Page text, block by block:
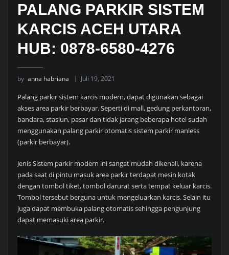
PALANG PARKIR SISTEM
KARCIS ACEH UTARA
HUB: 0878-6580-4276
by anna habriana Juli 19, 2021
Palang parkir sistem karcis modern, dapat digunakan sebagai
akses area parkir berbayar. Seperti di mall, gedung perkantoran,
bandara, stasiun, pasar dan tidak jarang beberapa hotel sudah
menggunakan palang parkir otomatis sistem parkir manless
(parkir berbayar).
Jenis Sistem parkir modern ini sangat mudah dikenali, karena
pada saat di pintu masuk area parkir terdapat mesin kotak
dengan tombol tiket, tombol darurat serta tempat keluar karcis.
Tombol tersebut berguna untuk mengeluarkan karcis. Selain itu
juga dapat membuka palang otomatis sehingga pengunjung
dapat memasuki area parkir.